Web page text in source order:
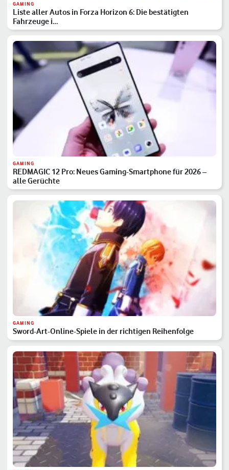
GAMING
Liste aller Autos in Forza Horizon 6: Die bestätigten
Fahrzeuge i…
GAMING
REDMAGIC 12 Pro: Neues Gaming-Smartphone für 2026 –
alle Gerüchte
GAMING
Sword-Art-Online-Spiele in der richtigen Reihenfolge